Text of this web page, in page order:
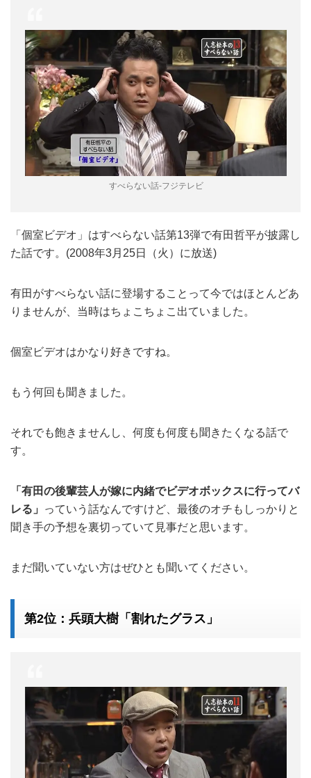
すべらない話-フジテレビ
「個室ビデオ」はすべらない話第13弾で有田哲平が披露し
た話です。(2008年3月25日（火）に放送)
有田がすべらない話に登場することって今ではほとんどあ
りませんが、当時はちょこちょこ出ていました。
個室ビデオはかなり好きですね。
もう何回も聞きました。
それでも飽きませんし、何度も何度も聞きたくなる話で
す。
「有田の後輩芸人が嫁に内緒でビデオボックスに行ってバ
レる」
っていう話なんですけど、最後のオチもしっかりと
聞き手の予想を裏切っていて見事だと思います。
まだ聞いていない方はぜひとも聞いてください。
第2位：兵頭大樹「割れたグラス」